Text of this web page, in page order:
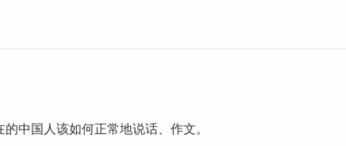
中国人该如何正常地说话、作文。